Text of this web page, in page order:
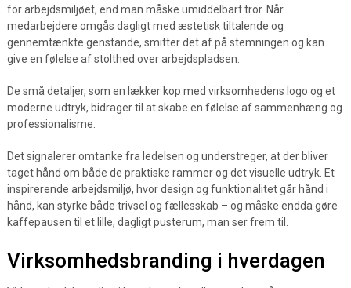
for arbejdsmiljøet, end man måske umiddelbart tror. Når
medarbejdere omgås dagligt med æstetisk tiltalende og
gennemtænkte genstande, smitter det af på stemningen og kan
give en følelse af stolthed over arbejdspladsen.
De små detaljer, som en lækker kop med virksomhedens logo og et
moderne udtryk, bidrager til at skabe en følelse af sammenhæng og
professionalisme.
Det signalerer omtanke fra ledelsen og understreger, at der bliver
taget hånd om både de praktiske rammer og det visuelle udtryk. Et
inspirerende arbejdsmiljø, hvor design og funktionalitet går hånd i
hånd, kan styrke både trivsel og fællesskab – og måske endda gøre
kaffepausen til et lille, dagligt pusterum, man ser frem til.
Virksomhedsbranding i hverdagen